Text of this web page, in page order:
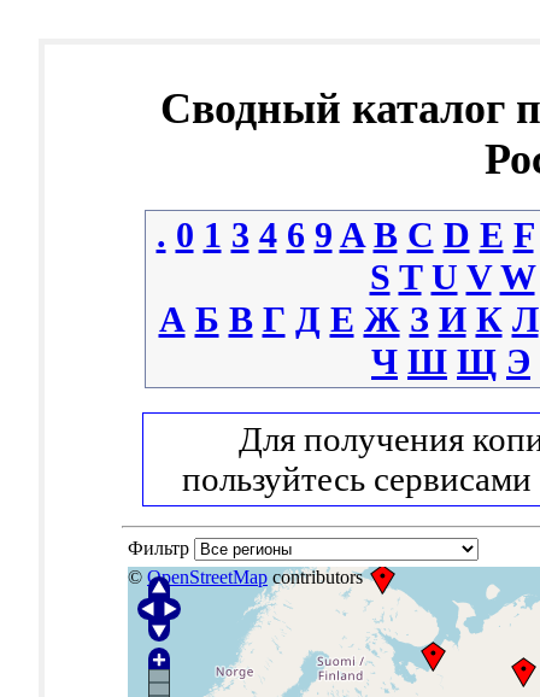
Сводный каталог
. 0 1 3 4 6 9 A B C D E F
S T U V W
А Б В Г Д Е Ж З И К Л
Ч Ш Щ Э
Для получения
пользуйтесь сервисами
Фильтр
© OpenStreetMap contributors